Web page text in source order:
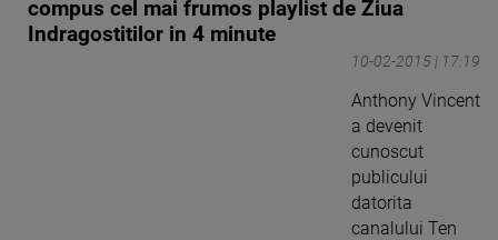
compus cel mai frumos playlist de Ziua
Indragostitilor in 4 minute
10-02-2015 | 17:19
Anthony Vincent
a devenit
cunoscut
publicului
datorita
canalului Ten